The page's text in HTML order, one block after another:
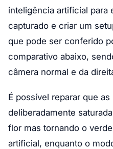
inteligência artificial para
capturado e criar um
que pode ser conferido
comparativo abaixo,
câmera normal e da
É possível reparar que
deliberadamente
flor mas tornando o
artificial, enquanto o